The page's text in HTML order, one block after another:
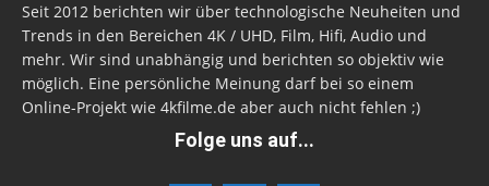
Seit 2012 berichten wir über technologische Neuheiten und
Trends in den Bereichen 4K / UHD, Film, Hifi, Audio und
mehr. Wir sind unabhängig und berichten so objektiv wie
möglich. Eine persönliche Meinung darf bei so einem
Online-Projekt wie 4kfilme.de aber auch nicht fehlen ;)
Folge uns auf...